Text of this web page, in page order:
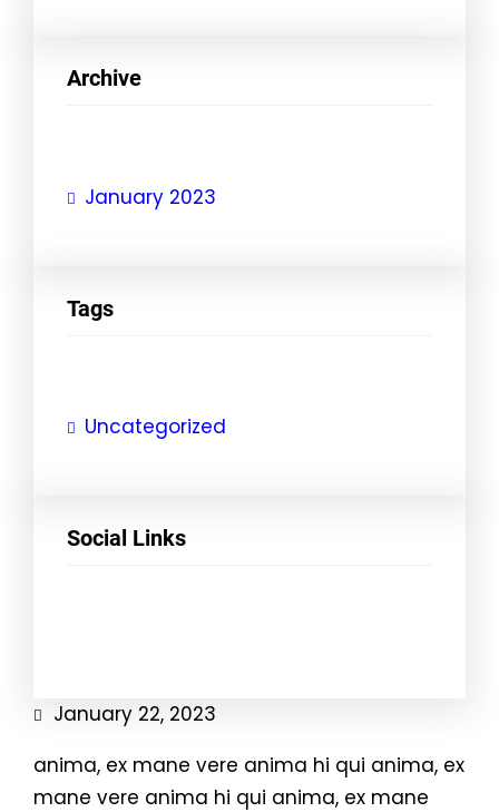
Archive
January 2023
Tags
Uncategorized
Social Links
January 22, 2023
anima, ex mane vere anima hi qui anima, ex
mane vere anima hi qui anima, ex mane